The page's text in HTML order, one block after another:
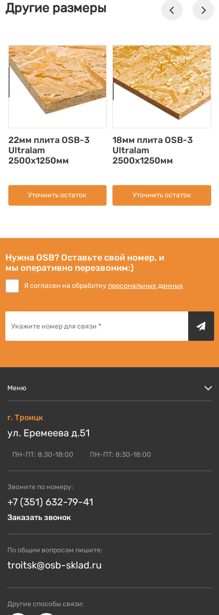
Другие размеры
22мм плита OSB-3
Ultralam
2500x1250мм
Уточнить остаток
18мм плита OSB-3
Ultralam
2500x1250мм
Уточнить остаток
Нужна OSB? Оставьте свой номер, и
мы оперативно перезвоним:)
Я согласен на обработку персональных данных
Звоните по номеру:
+7 (351) 632-79-41
Заказать звонок
По общим вопросам пишите:
troitsk@osb-sklad.ru
Другие способы связи:
г. Троицк
ул. Еремеева д.51
ПН-ПТ: 8:30-18:00 ПН-ПТ: 8:30-18:00
Меню
Кто мы?
Скидки и акции
Доставка и оплата
Блог по OSB
ОСБ оптом
Контакты